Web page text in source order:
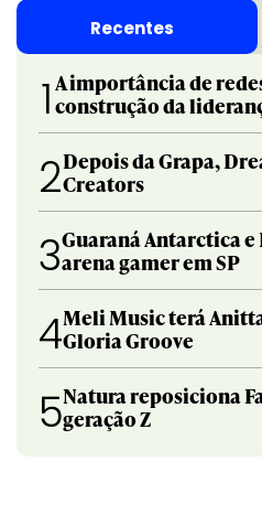
Recentes
1 A importância de
construção da
2Depois da Grapa,
Creators
3Guaraná Antarctica
arena gamer em SP
4Meli Music terá
Gloria Groove
5Natura reposiciona
geração Z